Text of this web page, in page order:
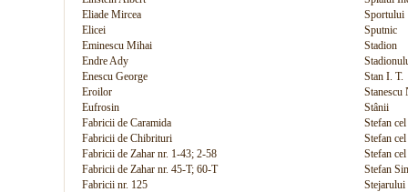
Eliade Mircea
Sportului
Elicei
Sputnic
Eminescu Mihai
Stadion
Endre Ady
Enescu George
Stan I. T.
Eroilor
Stanescu
Eufrosin
Stânii
Fabricii de Caramida
Stefan
Fabricii de Chibrituri
Stefan
Fabricii de Zahar nr. 1-43; 2-58
Stefan
Fabricii de Zahar nr. 45-T; 60-T
Stefan
Fabricii nr. 125
Stejarului